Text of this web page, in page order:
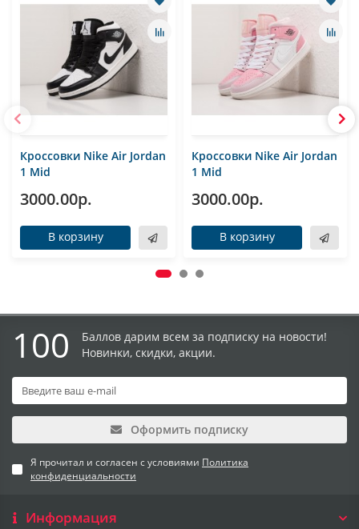
Кроссовки Nike Air Jordan
1 Mid
3000.00р.
В корзину
Кроссовки Nike Air Jordan
1 Mid
3000.00р.
В корзину
100
Баллов дарим всем за подписку на новости!
Новинки, скидки, акции.
Оформить подписку
Я прочитал и согласен с условиями Политика
конфиденциальности
Информация